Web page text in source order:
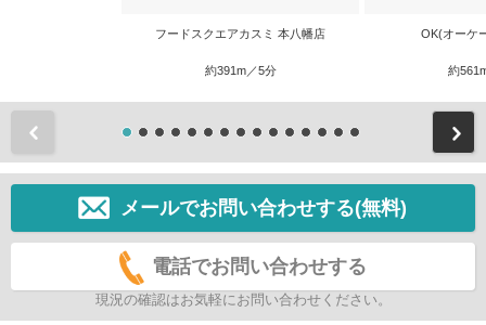
フードスクエアカスミ 本八幡店
約391m／5分
OK(オーケ
約
メールでお問い合わせする(無料)
電話でお問い合わせする
現況の確認はお気軽にお問い合わせください。